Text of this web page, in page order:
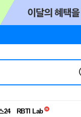
24
RBTI Lab